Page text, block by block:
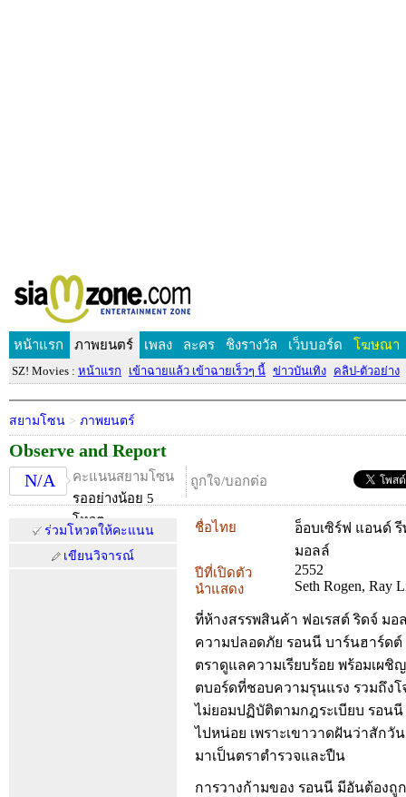
หน้าแรก ภาพยนตร์ เพลง ละคร ชิงรางวัล เว็บบอร์ด โฆษณา
SZ! Movies : หน้าแรก เข้าฉายแล้ว เข้าฉายเร็วๆ นี้ ข่าวบันเทิง คลิป-ตัวอย่าง
สยามโซน > ภาพยนตร์
Observe and Report
N/A
คะแนนสยามโซน
รออย่างน้อย 5
โหวต
ถูกใจ/บอกต่อ
ร่วมโหวตให้คะแนน
เขียนวิจารณ์
ชื่อไทย
อ็อบเซิร์ฟ แอนด์
มอลล์
ปีที่เปิดตัว 2552
นำแสดง Seth Rogen, Ray
ที่ห้างสรรพสินค้า ฟอเรสต์ ริดจ์ ม
ความปลอดภัย รอนนี บาร์นฮาร์ดต์
ตราดูแลความเรียบร้อย พร้อมเผ
ตบอร์ดที่ชอบความรุนแรง รวมถึง
ไม่ยอมปฏิบัติตามกฎระเบียบ รอนนี
ไปหน่อย เพราะเขาวาดฝันว่าสักวั
มาเป็นตราตำรวจและปืน
การวางก้ามของ รอนนี มีอันต้องถู